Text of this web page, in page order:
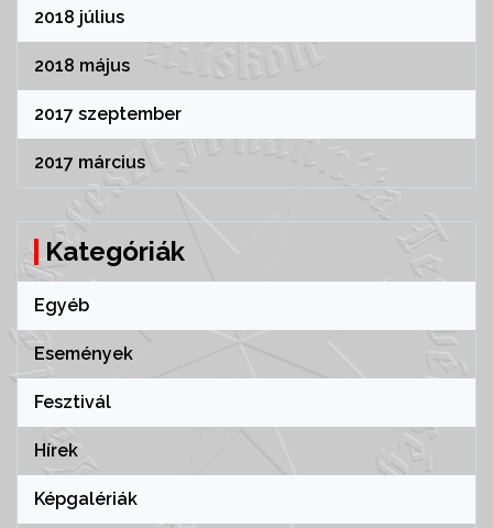
2018 július
2018 május
2017 szeptember
2017 március
Kategóriák
Egyéb
Események
Fesztivál
Hírek
Képgalériák